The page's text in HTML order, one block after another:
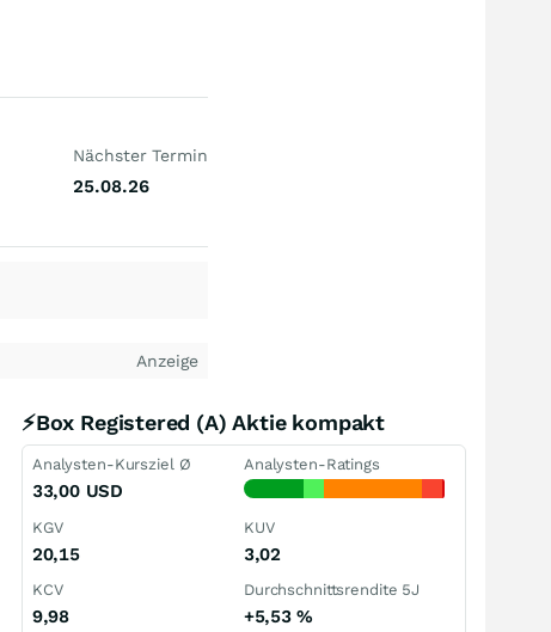
Nächster Termin
25.08.26
Anzeige
⚡Box Registered (A) Aktie kompakt
Analysten-Kursziel Ø
33,00 USD
Analysten-Ratings
KGV
20,15
KUV
3,02
KCV
9,98
Durchschnittsrendite 5J
+5,53%